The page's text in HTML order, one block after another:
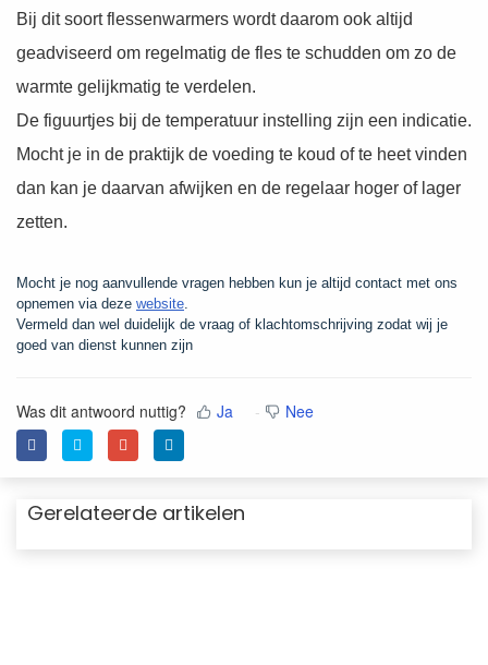
Bij dit soort flessenwarmers wordt daarom ook altijd
geadviseerd om regelmatig de fles te schudden om zo de
warmte gelijkmatig te verdelen.
De figuurtjes bij de temperatuur instelling zijn een indicatie.
Mocht je in de praktijk de voeding te koud of te heet vinden
dan kan je daarvan afwijken en de regelaar hoger of lager
zetten.
Mocht je nog aanvullende vragen hebben kun je altijd contact met ons
opnemen via deze website.
Vermeld dan wel duidelijk de vraag of klachtomschrijving zodat wij je
goed van dienst kunnen zijn
Was dit antwoord nuttig? Ja Nee
Gerelateerde artikelen